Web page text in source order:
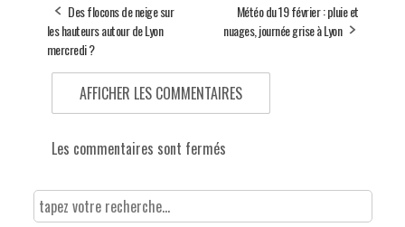
Des flocons de neige sur
les hauteurs autour de Lyon
mercredi ?
Météo du 19 février : pluie et
nuages, journée grise à Lyon
AFFICHER LES COMMENTAIRES
Les commentaires sont fermés